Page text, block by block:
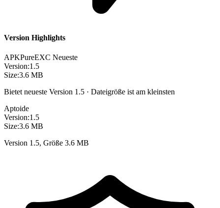
Version Highlights
APKPureEXC Neueste
Version:1.5
Size:3.6 MB
Bietet neueste Version 1.5 · Dateigröße ist am kleinsten
Aptoide
Version:1.5
Size:3.6 MB
Version 1.5, Größe 3.6 MB